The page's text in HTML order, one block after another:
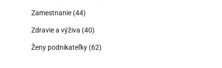
Zamestnanie (44)
Zdravie a výživa (40)
Ženy podnikateľky (62)